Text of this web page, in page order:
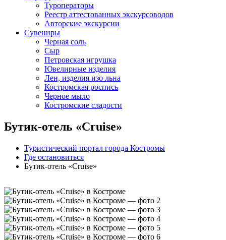
Туроператоры
Реестр аттестованных экскурсоводов
Авторские экскурсии
Сувениры
Черная соль
Сыр
Петровская игрушка
Ювелирные изделия
Лен, изделия изо льна
Костромская роспись
Черное мыло
Костромские сладости
Бутик-отель «Cruise»
Туристический портал города Костромы
Где остановиться
Бутик-отель «Cruise»